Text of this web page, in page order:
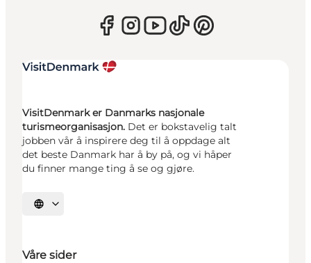
VisitDenmark er Danmarks nasjonale
turismeorganisasjon. Det er bokstavelig talt
jobben vår å inspirere deg til å oppdage alt
det beste Danmark har å by på, og vi håper
du finner mange ting å se og gjøre.
Velg språk
Våre sider